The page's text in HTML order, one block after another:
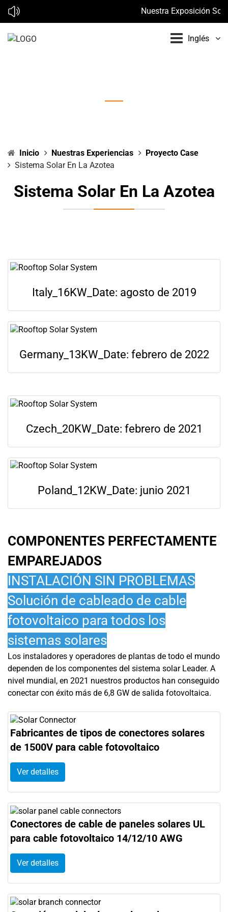
Nuestra Exposición
Inglés
Inicio Nuestras Experiencias
Proyecto Case
Sistema Solar En La Azotea
Sistema Solar En La Azotea
Italy_16KW_Date: agosto de 2019
Germany_13KW_Date: febrero de 2022
Czech_20KW_Date: febrero de 2021
Poland_12KW_Date: junio 2021
COMPONENTES PERFECTAMENTE
EMPAREJADOS
INSTALACIÓN SIN PROBLEMAS
Solución de cableado de cable
fotovoltaico para todos los
sistemas solares
Los instaladores y operadores de plantas de todo el mundo
dependen de los componentes del sistema solar Leader. A
nivel mundial, en 2021 nuestros productos han conseguido
conectar con éxito más de 6,8 GW de salida fotovoltaica.
Fabricantes de tipos de conectores solares
de 1500V para cable fotovoltaico
Ver detalles
Conectores de cable de paneles solares UL
para cable fotovoltaico 14/12/10 AWG
Ver detalles